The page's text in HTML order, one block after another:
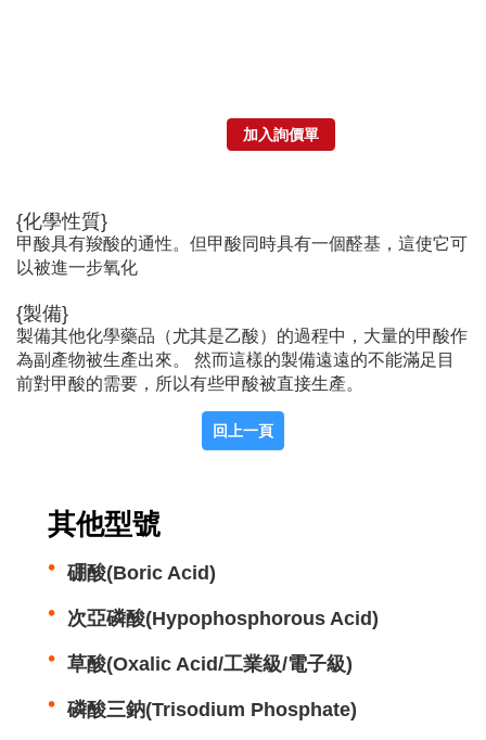
{化學性質}
甲酸具有羧酸的通性。但甲酸同時具有一個醛基，這使它可
以被進一步氧化
{製備}
製備其他化學藥品（尤其是乙酸）的過程中，大量的甲酸作
為副產物被生產出來。 然而這樣的製備遠遠的不能滿足目
前對甲酸的需要，所以有些甲酸被直接生產。
其他型號
硼酸(Boric Acid)
次亞磷酸(Hypophosphorous Acid)
草酸(Oxalic Acid/工業級/電子級)
磷酸三鈉(Trisodium Phosphate)